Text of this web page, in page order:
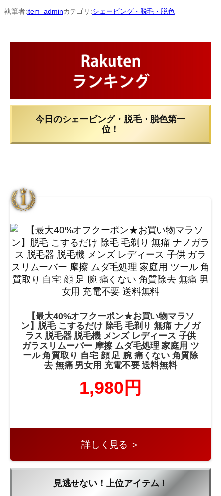
内
容
執筆者:item_adminカテゴリ:シェービング・脱毛・脱色
今日のシェービング・脱毛・脱色第一
位！
【最大40%オフクーポン★お買い物マラソ
ン】脱毛 こするだけ 除毛 毛剃り 無痛 ナノガ
ラス 脱毛器 脱毛機 メンズ レディース 子供
ガラスリムーバー 摩擦 ムダ毛処理 家庭用 ツ
ール 角質取り 自宅 顔 足 腕 痛くない 角質除
去 無痛 男女用 充電不要 送料無料
1,980円
詳しく見る ＞
見逃せない！上位アイテム！